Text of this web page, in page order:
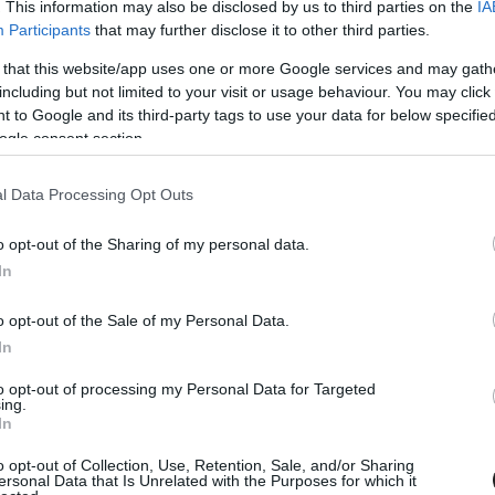
This information may also be disclosed by us to third parties on the
Participants that may further disclose it to other third parties.
that this website/app uses one or more Google services and may
but not limited to your visit or usage behaviour. You may
to Google and its third-party tags to use your data for below
consent section.
Data Processing Opt Outs
opt-out of the Sharing of my personal data.
opt-out of the Sale of my Personal Data.
opt-out of processing my Personal Data for Targeted
opt-out of Collection, Use, Retention, Sale, and/or Sharing
Data that Is Unrelated with the Purposes for which it
egy célért: újabb magyar
jelentettek be a
mezőnybe
és Számadó Máté is az MRP színeiben fog versenyezni az
Superstock kategóriájában.